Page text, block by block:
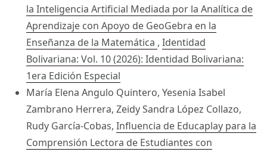
la Inteligencia Artificial Mediada por la Analítica de
Aprendizaje con Apoyo de GeoGebra en la
Enseñanza de la Matemática , Identidad
Bolivariana: Vol. 10 (2026): Identidad Bolivariana:
1era Edición Especial
María Elena Angulo Quintero, Yesenia Isabel
Zambrano Herrera, Zeidy Sandra López Collazo,
Rudy García-Cobas, Influencia de Educaplay para la
Comprensión Lectora de Estudiantes con